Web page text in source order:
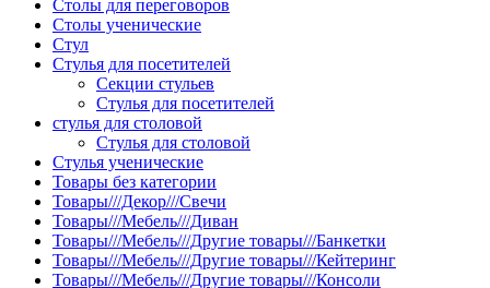
Столы для переговоров
Столы ученические
Стул
Стулья для посетителей
Секции стульев
Стулья для посетителей
стулья для столовой
Стулья для столовой
Стулья ученические
Товары без категории
Товары///Декор///Свечи
Товары///Мебель///Диван
Товары///Мебель///Другие товары///Банкетки
Товары///Мебель///Другие товары///Кейтеринг
Товары///Мебель///Другие товары///Консоли